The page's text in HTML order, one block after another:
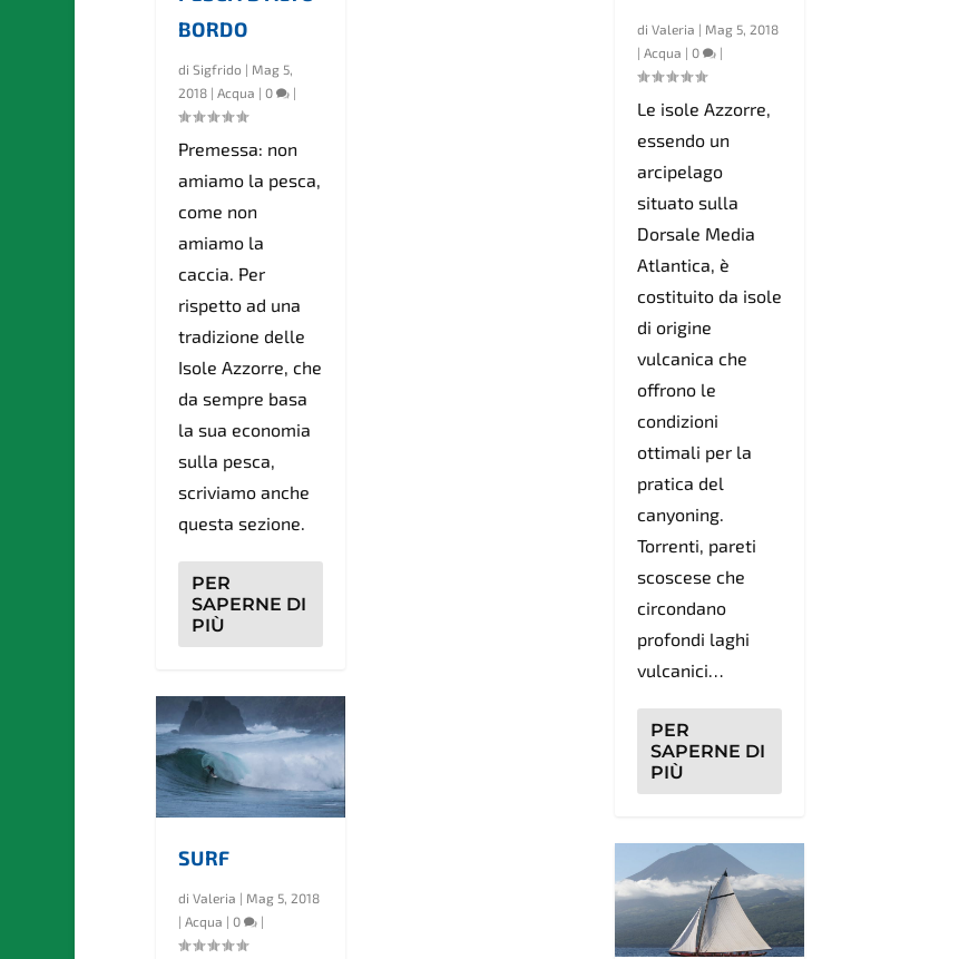
BORDO
di Sigfrido | Mag 5,
2018| Acqua | 0 |
Premessa: non
amiamo la pesca,
come non
amiamo la
caccia. Per
rispetto ad una
tradizione delle
Isole Azzorre, che
da sempre basa
la sua economia
sulla pesca,
scriviamo anche
questa sezione.
PER
SAPERNE DI
PIÙ
SURF
di Valeria | Mag 5, 2018
| Acqua | 0 |
di Valeria | Mag 5, 2018
| Acqua | 0 |
Le isole Azzorre,
essendo un
arcipelago
situato sulla
Dorsale Media
Atlantica, è
costituito da isole
di origine
vulcanica che
offrono le
condizioni
ottimali per la
pratica del
canyoning.
Torrenti, pareti
scoscese che
circondano
profondi laghi
vulcanici…
PER
SAPERNE DI
PIÙ